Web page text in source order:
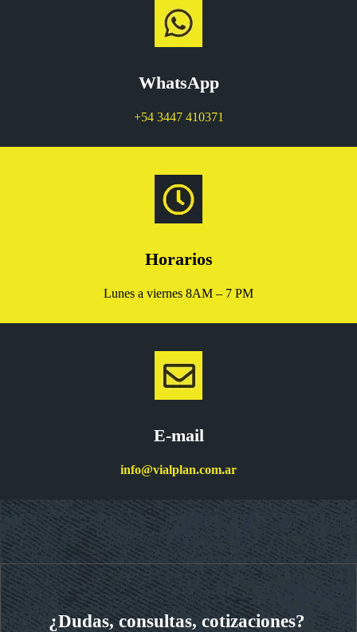
WhatsApp
+54 3447 410371
Horarios
Lunes a viernes 8AM – 7 PM
E-mail
info@vialplan.com.ar
¿Dudas, consultas, cotizaciones?